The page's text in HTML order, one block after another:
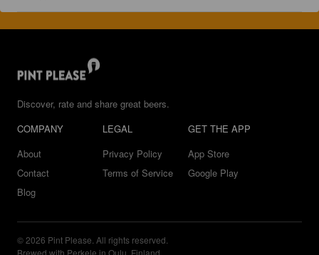
Discover, rate and share great beers.
COMPANY
About
Contact
Blog
LEGAL
Privacy Policy
Terms of Service
GET THE APP
App Store
Google Play
© 2026 Pint Please. All rights reserved.
Brewed with Perkele in Oulu, Finland.